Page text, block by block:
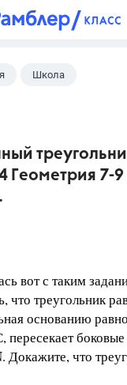
Школа
Геометрия 7-9
вот с таким
что треугольник
основанию
пересекает
что